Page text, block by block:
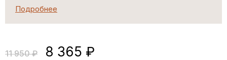
Подробнее
11 950 ₽ 8 365 ₽